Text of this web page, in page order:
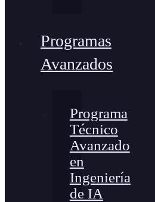
Programas
Avanzados
Programa
Técnico
Avanzado
en
Ingeniería
de IA